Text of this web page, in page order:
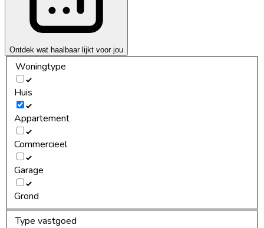
Ontdek wat haalbaar lijkt voor jou
Woningtype
Huis
Appartement
Commercieel
Garage
Grond
Type vastgoed